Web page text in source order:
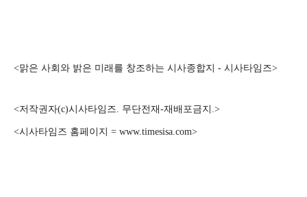
<맑은 사회와 밝은 미래를 창조하는 시사종합지 - 시사타임즈>
<저작권자(c)시사타임즈. 무단전재-재배포금지.>
<시사타임즈 홈페이지 = www.timesisa.com>